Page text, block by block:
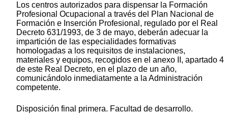
Los centros autorizados para dispensar la Formación
Profesional Ocupacional a través del Plan Nacional de
Formación e Inserción Profesional, regulado por el Real
Decreto 631/1993, de 3 de mayo, deberán adecuar la
impartición de las especialidades formativas
homologadas a los requisitos de instalaciones,
materiales y equipos, recogidos en el anexo II, apartado 4
de este Real Decreto, en el plazo de un año,
comunicándolo inmediatamente a la Administración
competente.
Disposición final primera. Facultad de desarrollo.